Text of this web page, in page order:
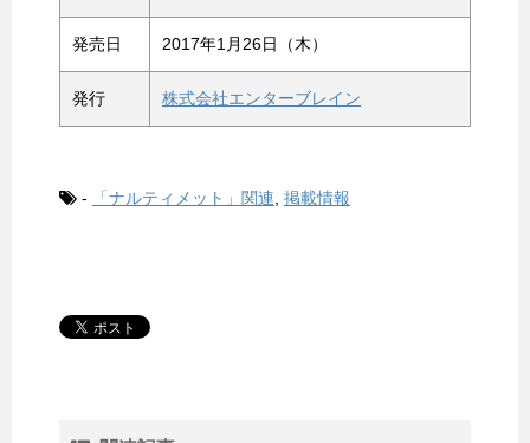
発売日 2017年1月26日（木）
発行 株式会社エンターブレイン
- 「ナルティメット」関連 掲載情報